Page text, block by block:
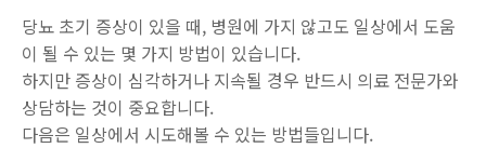
당뇨 초기 증상이 있을 때, 병원에 가지 않고도 일상에서 도움
이 될 수 있는 몇 가지 방법이 있습니다.
하지만 증상이 심각하거나 지속될 경우 반드시 의료 전문가와
상담하는 것이 중요합니다.
다음은 일상에서 시도해볼 수 있는 방법들입니다.